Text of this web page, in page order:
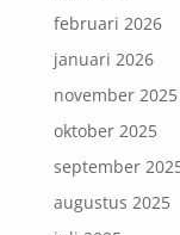
februari 2026
januari 2026
november 2025
oktober 2025
september
augustus 2025